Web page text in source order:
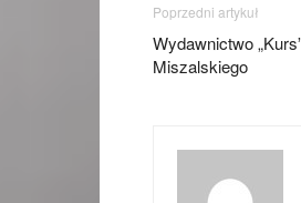
Poprzedni artykuł
Wydawnictwo
Miszalskiego